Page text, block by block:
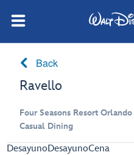
Back
Ravello
Four Seasons Resort
Casual Dining
DesayunoDesayunoCena